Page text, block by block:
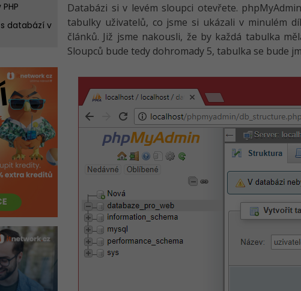
databází v
Databázi si v levém sloupci otevřete.
tabulky uživatelů, co jsme si ukázali v minulém
článků. Již jsme nakousli, že by každá tabulka
Sloupců bude tedy dohromady 5, tabulka se bude